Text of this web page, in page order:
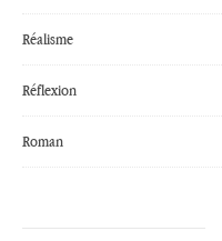
Réalisme
Réflexion
Roman